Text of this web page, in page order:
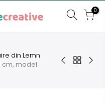
0
din Lemn
cm, model